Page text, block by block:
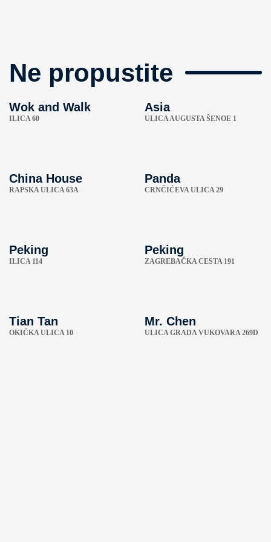
Ne propustite
Wok and Walk
ILICA 60
Asia
ULICA AUGUSTA ŠENOE 1
China House
RAPSKA ULICA 63A
Panda
CRNČIĆEVA ULICA 29
Peking
ILICA 114
Peking
ZAGREBAČKA CESTA 191
Tian Tan
OKIĆKA ULICA 10
Mr. Chen
ULICA GRADA VUKOVARA 269D